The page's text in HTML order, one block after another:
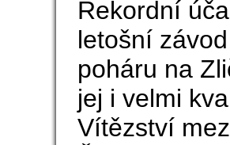
Rekordní
letošní
poháru na
jej i velmi
Vítězství